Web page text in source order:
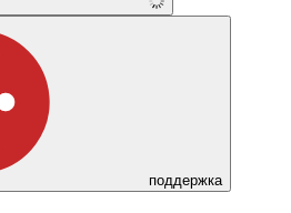
поддержка